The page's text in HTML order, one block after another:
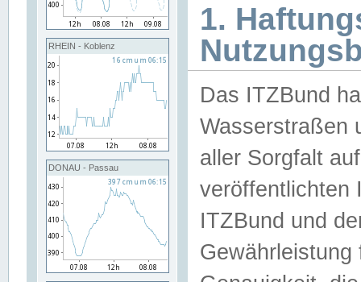
RHEIN - Koblenz
DONAU - Passau
1.
Das ITZBund
Wasserstraßen
aller Sorgfalt
veröffentlichten
ITZBund und